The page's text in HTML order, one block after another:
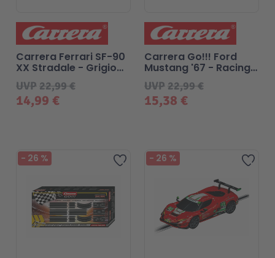
14,99 €
UVP22,99 €
Carrera Ferrari SF-90
XX Stradale - Grigio
Scuro
15,38 €
UVP22,99 €
Carrera Go!!! Ford
Mustang '67 - Racing
Red
Zur Wunschliste hinzufügen
- 26 % Zur
- 26 %